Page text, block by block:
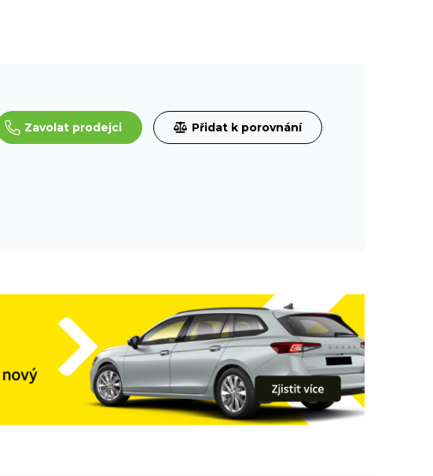
Zavolat prodejci Přidat k porovnání